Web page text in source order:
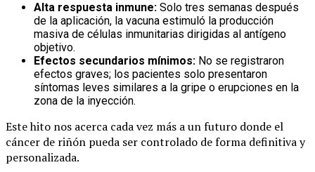
Alta respuesta inmune: Solo tres semanas después
de la aplicación, la vacuna estimuló la producción
masiva de células inmunitarias dirigidas al antígeno
objetivo.
Efectos secundarios mínimos: No se registraron
efectos graves; los pacientes solo presentaron
síntomas leves similares a la gripe o erupciones en la
zona de la inyección.
Este hito nos acerca cada vez más a un futuro donde el
cáncer de riñón pueda ser controlado de forma definitiva y
personalizada.